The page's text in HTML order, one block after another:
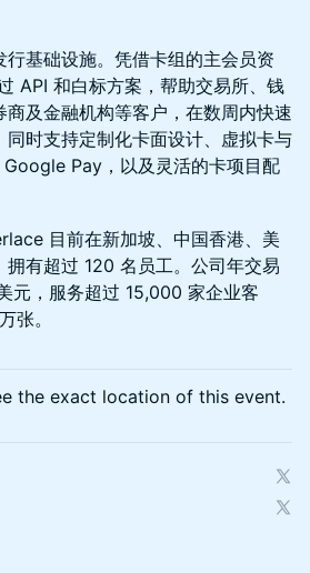
基础设施。凭借卡组的主会员资
API 和白标方案，帮助交易所、钱
及金融机构等客户，在数周内快速
同时支持定制化卡面设计、虚拟卡与
Pay，以及灵活的卡项目配
目前在新加坡、中国香港、美
拥有超过 120 名员工。公司年交易
元，服务超过 15,000 家企业客
张。
the exact location of this event.